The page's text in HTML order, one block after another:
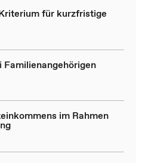
für kurzfristige
Familienangehörigen
im Rahmen